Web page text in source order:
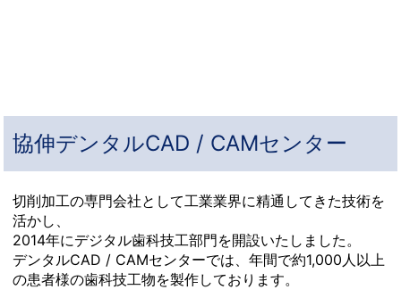
協伸デンタルCAD / CAMセンター
切削加工の専門会社として工業業界に精通してきた技術を
活かし、
2014年にデジタル歯科技工部門を開設いたしました。
デンタルCAD / CAMセンターでは、年間で約1,000人以上
の患者様の歯科技工物を製作しております。